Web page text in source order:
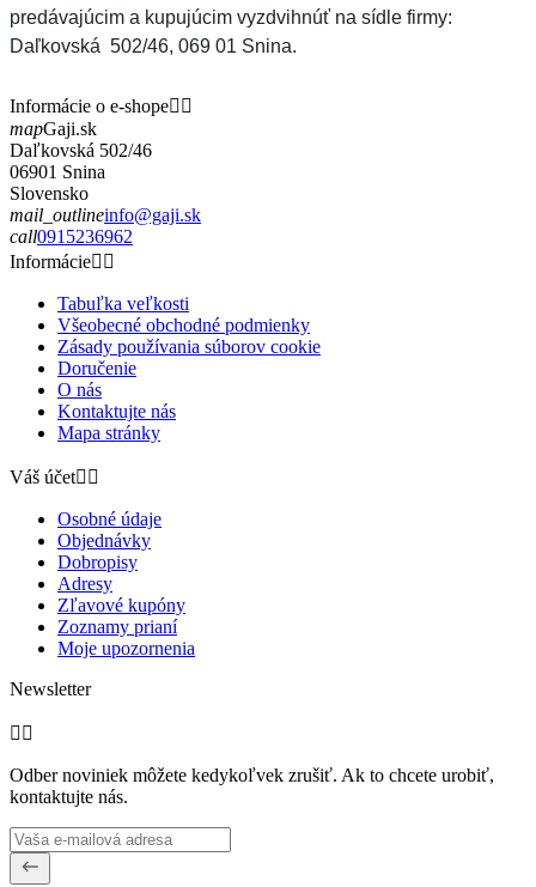
predávajúcim a kupujúcim vyzdvihnúť na sídle firmy:
Daľkovská 502/46, 069 01 Snina.
Informácie o e-shope 
mapGaji.sk
Daľkovská 502/46
06901 Snina
Slovensko
mail_outlineinfo@gaji.sk
call0915236962
Informácie 
Tabuľka veľkosti
Všeobecné obchodné podmienky
Zásady používania súborov cookie
Doručenie
O nás
Kontaktujte nás
Mapa stránky
Váš účet 
Osobné údaje
Objednávky
Dobropisy
Adresy
Zľavové kupóny
Zoznamy prianí
Moje upozornenia
Newsletter
 
Odber noviniek môžete kedykoľvek zrušiť. Ak to chcete urobiť,
kontaktujte nás.